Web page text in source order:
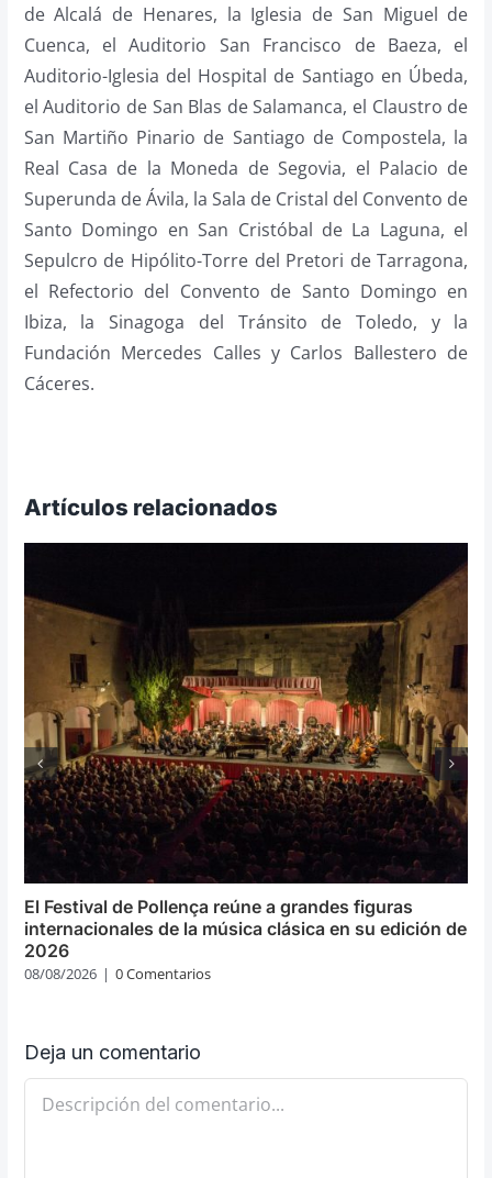
de Alcalá de Henares, la Iglesia de San Miguel de
Cuenca, el Auditorio San Francisco de Baeza, el
Auditorio-Iglesia del Hospital de Santiago en Úbeda,
el Auditorio de San Blas de Salamanca, el Claustro de
San Martiño Pinario de Santiago de Compostela, la
Real Casa de la Moneda de Segovia, el Palacio de
Superunda de Ávila, la Sala de Cristal del Convento de
Santo Domingo en San Cristóbal de La Laguna, el
Sepulcro de Hipólito-Torre del Pretori de Tarragona,
el Refectorio del Convento de Santo Domingo en
Ibiza, la Sinagoga del Tránsito de Toledo, y la
Fundación Mercedes Calles y Carlos Ballestero de
Cáceres.
Artículos relacionados
El Festival de Pollença reúne a grandes figuras
internacionales de la música clásica en su edición de
2026
08/08/2026 | 0 Comentarios
Deja un comentario
Comentario